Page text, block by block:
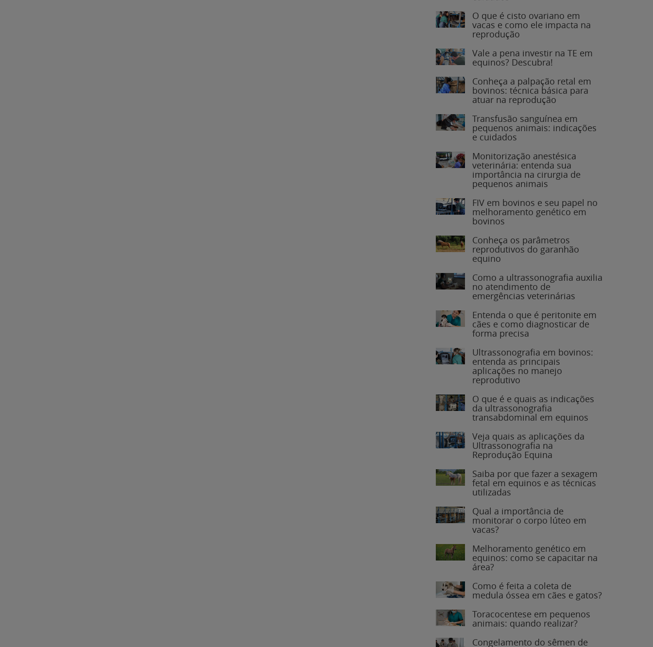
O que é cisto ovariano em
vacas e como ele impacta na
reprodução
Vale a pena investir na TE em
equinos? Descubra!
Conheça a palpação retal em
bovinos: técnica básica para
atuar na reprodução
Transfusão sanguínea em
pequenos animais: indicações
e cuidados
Monitorização anestésica
veterinária: entenda sua
importância na cirurgia de
pequenos animais
FIV em bovinos e seu papel no
melhoramento genético em
bovinos
Conheça os parâmetros
reprodutivos do garanhão
equino
Como a ultrassonografia auxilia
no atendimento de
emergências veterinárias
Entenda o que é peritonite em
cães e como diagnosticar de
forma precisa
Ultrassonografia em bovinos:
entenda as principais
aplicações no manejo
reprodutivo
O que é e quais as indicações
da ultrassonografia
transabdominal em equinos
Veja quais as aplicações da
Ultrassonografia na
Reprodução Equina
Saiba por que fazer a sexagem
fetal em equinos e as técnicas
utilizadas
Qual a importância de
monitorar o corpo lúteo em
vacas?
Melhoramento genético em
equinos: como se capacitar na
área?
Como é feita a coleta de
medula óssea em cães e gatos?
Toracocentese em pequenos
animais: quando realizar?
Congelamento do sêmen de